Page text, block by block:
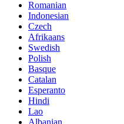
Romanian
Indonesian
Czech
Afrikaans
Swedish
Polish
Basque
Catalan
Esperanto
Hindi
Lao